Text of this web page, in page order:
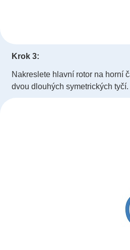
Krok 3:
Nakreslete hlavní rotor na horní
dvou dlouhých symetrických tyčí.